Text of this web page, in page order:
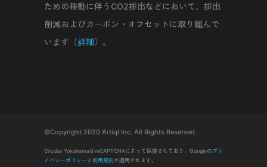
ための移動に伴うCO2排出などにおいて、排出
削減およびカーボン・オフセットに取り組んで
います（詳細）。
©Copyright 2020 Artiql Inc. All Rights Reserved.
Circular YokohamaはreCAPTCHAによって保護されており、Googleのプラ
イバシーポリシー と 利用規約が適用されます。